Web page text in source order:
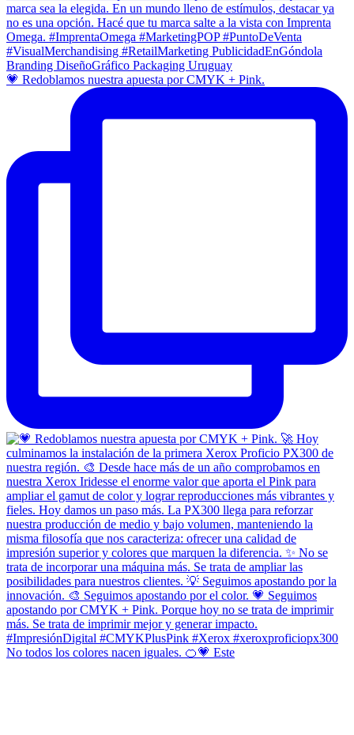
💗 Redoblamos nuestra apuesta por CMYK + Pink.
No todos los colores nacen iguales. 🍊💗 Este